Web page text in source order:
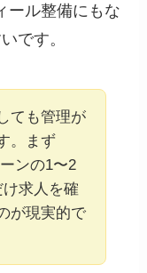
ール整備にもな
です。
ても管理が
。まず
ンの1〜2
求人を確
が現実的で